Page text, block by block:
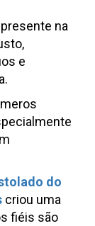
na
e
do
criou uma
fiéis são